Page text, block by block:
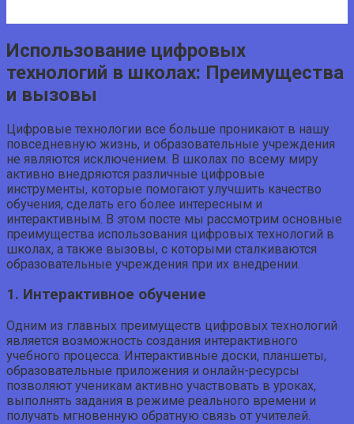
Использование цифровых
технологий в школах: Преимущества
и вызовы
Цифровые технологии все больше проникают в нашу
повседневную жизнь, и образовательные учреждения
не являются исключением. В школах по всему миру
активно внедряются различные цифровые
инструменты, которые помогают улучшить качество
обучения, сделать его более интересным и
интерактивным. В этом посте мы рассмотрим основные
преимущества использования цифровых технологий в
школах, а также вызовы, с которыми сталкиваются
образовательные учреждения при их внедрении.
1. Интерактивное обучение
Одним из главных преимуществ цифровых технологий
является возможность создания интерактивного
учебного процесса. Интерактивные доски, планшеты,
образовательные приложения и онлайн-ресурсы
позволяют ученикам активно участвовать в уроках,
выполнять задания в режиме реального времени и
получать мгновенную обратную связь от учителей.